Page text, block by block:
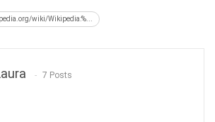
wiki/Wikipedia:%...
7 Posts